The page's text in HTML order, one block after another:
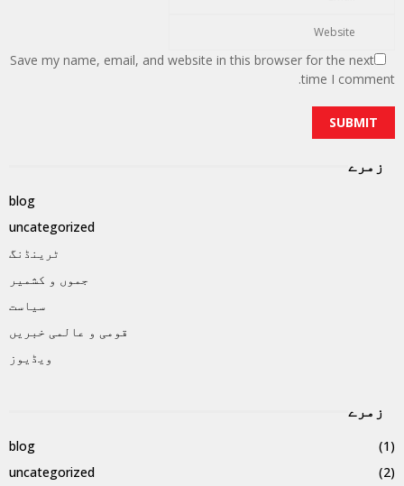
Save my name, email, and website in this browser for the next
time I comment.
زمرے
blog
uncategorized
ٹرینڈنگ
جموں و کشمیر
سیاست
قومی و عالمی خبریں
ویڈیوز
زمرے
blog
(1)
uncategorized
(2)